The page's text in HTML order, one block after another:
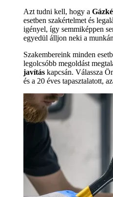
Azt tudni kell, hogy a
esetben szakértelmet és
igényel, így semmiképpen
egyedül álljon neki a
Szakembereink minden
legolcsóbb megoldást
javítás kapcsán. Válassza
és a 20 éves tapasztalatott,